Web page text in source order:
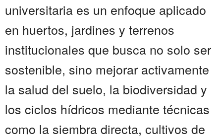
universitaria es un enfoque aplicado
en huertos, jardines y terrenos
institucionales que busca no solo ser
sostenible, sino mejorar activamente
la salud del suelo, la biodiversidad y
los ciclos hídricos mediante técnicas
como la siembra directa, cultivos de